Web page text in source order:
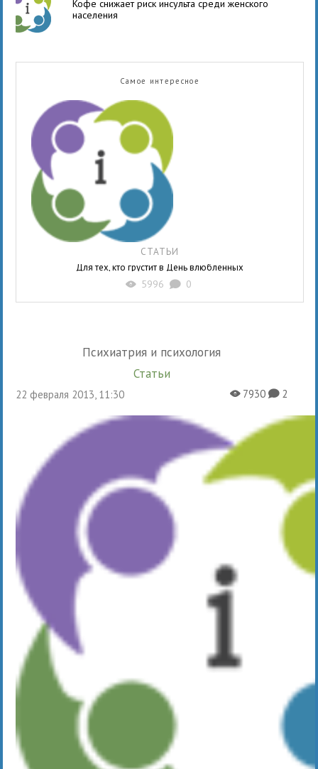
Кофе снижает риск инсульта среди женского
населения
Самое интересное
СТАТЬИ
Для тех, кто грустит в День влюбленных
X 5996 K 0
Психиатрия и психология
Статьи
22 февраля 2013, 11:30 X7930K2